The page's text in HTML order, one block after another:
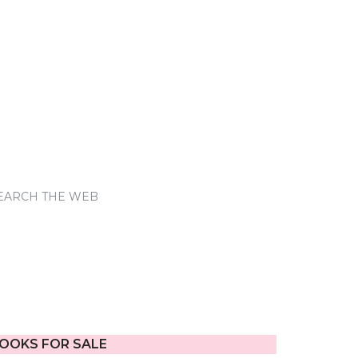
THE WEB
FOR SALE